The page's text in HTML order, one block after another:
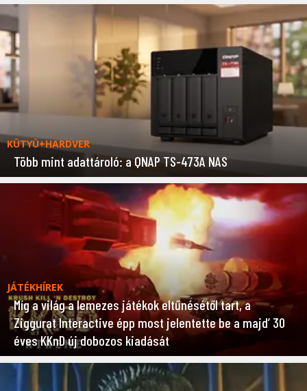
KÜTYÜ+HARDVER
Több mint adattároló: a QNAP TS-473A NAS
JÁTÉKHÍREK
Míg a világ a lemezes játékok eltűnésétől tart, a
Ziggurat Interactive épp most jelentette be a majd’ 30
éves KKnD új dobozos kiadását